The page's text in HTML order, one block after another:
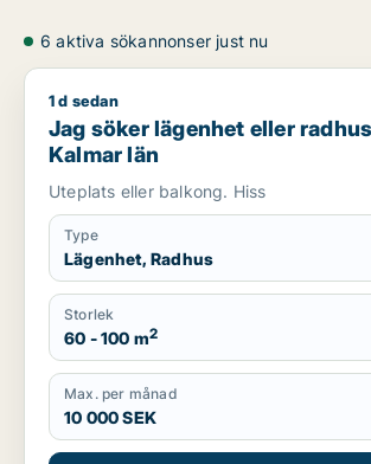
6 aktiva sökannonser just nu
Jag söker lägenhet eller radhus att hyra i
1 d sedan
Jag söker lägenhet eller
Kalmar län
Uteplats eller balkong. Hiss
Type
Lägenhet, Radhus
Storlek
60 - 100 m2
Max. per månad
10 000 SEK